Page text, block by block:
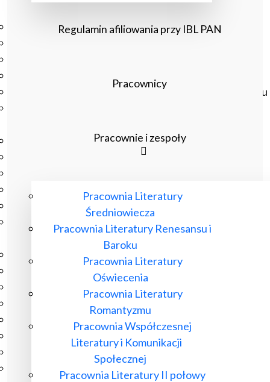
O bibliotece
Czasopisma drukowane prenumerowane w 2026 roku
O Wydawnictwie
Biblioteka Pisarzy Polskiego Oświecenia
Nowa Biblioteka Romantyczna
Otwarta Nauka – Publikacje
Dla Pracowników IBL
Zarządzenia Dyrektora IBL
Decyzje Dyrektora IBL
Komunikaty Dyrekcji IBL
Regulaminy IBL
HR Excellence in Research
Pliki do pobrania
Inne akty wewnętrzne IBL
Poczta ibl.waw.pl
Regulamin afiliowania przy IBL PAN
Pracownicy
Pracownie i zespoły
Pracownia Literatury
Średniowiecza
Pracownia Literatury Renesansu i
Baroku
Pracownia Literatury
Oświecenia
Pracownia Literatury
Romantyzmu
Pracownia Współczesnej
Literatury i Komunikacji
Społecznej
Pracownia Literatury II połowy